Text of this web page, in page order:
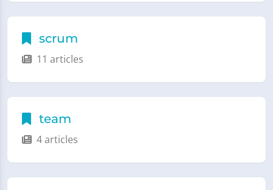
scrum
11 articles
team
4 articles